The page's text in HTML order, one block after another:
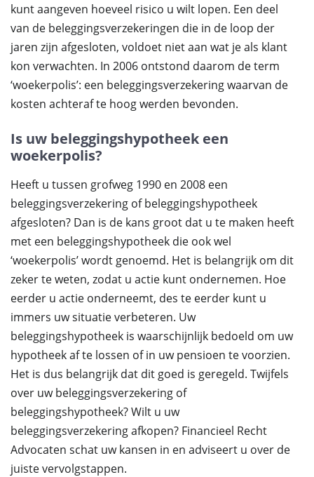
kunt aangeven hoeveel risico u wilt lopen. Een deel
van de beleggingsverzekeringen die in de loop der
jaren zijn afgesloten, voldoet niet aan wat je als klant
kon verwachten. In 2006 ontstond daarom de term
‘woekerpolis’: een beleggingsverzekering waarvan de
kosten achteraf te hoog werden bevonden.
Is uw beleggingshypotheek een
woekerpolis?
Heeft u tussen grofweg 1990 en 2008 een
beleggingsverzekering of beleggingshypotheek
afgesloten? Dan is de kans groot dat u te maken heeft
met een beleggingshypotheek die ook wel
‘woekerpolis’ wordt genoemd. Het is belangrijk om dit
zeker te weten, zodat u actie kunt ondernemen. Hoe
eerder u actie onderneemt, des te eerder kunt u
immers uw situatie verbeteren. Uw
beleggingshypotheek is waarschijnlijk bedoeld om uw
hypotheek af te lossen of in uw pensioen te voorzien.
Het is dus belangrijk dat dit goed is geregeld. Twijfels
over uw beleggingsverzekering of
beleggingshypotheek? Wilt u uw
beleggingsverzekering afkopen? Financieel Recht
Advocaten schat uw kansen in en adviseert u over de
juiste vervolgstappen.